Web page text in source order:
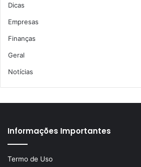
Dicas
Empresas
Finanças
Geral
Notícias
Informações Importantes
Termo de Uso